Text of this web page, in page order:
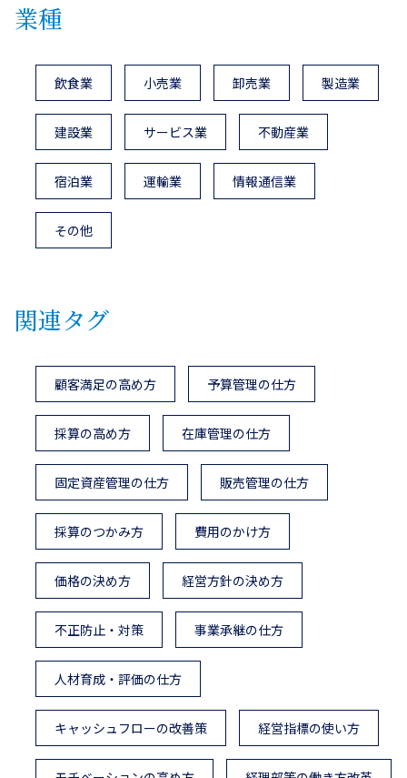
業種
飲食業 小売業 卸売業 製造業
建設業 サービス業 不動産業
宿泊業 運輸業 情報通信業
その他
関連タグ
顧客満足の高め方 予算管理の仕方
採算の高め方 在庫管理の仕方
固定資産管理の仕方 販売管理の仕方
採算のつかみ方 費用のかけ方
価格の決め方 経営方針の決め方
不正防止・対策 事業承継の仕方
人材育成・評価の仕方
キャッシュフローの改善策 経営指標の使い方